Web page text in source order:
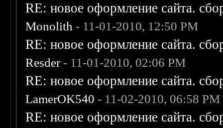
RE: новое оформление сайта.
Monolith - 11-01-2010, 12:50 PM
RE: новое оформление сайта.
Resder- 11-01-2010, 02:06 PM
RE: новое оформление сайта.
LamerOK540 - 11-02-2010, 06:58 PM
RE: новое оформление сайта.